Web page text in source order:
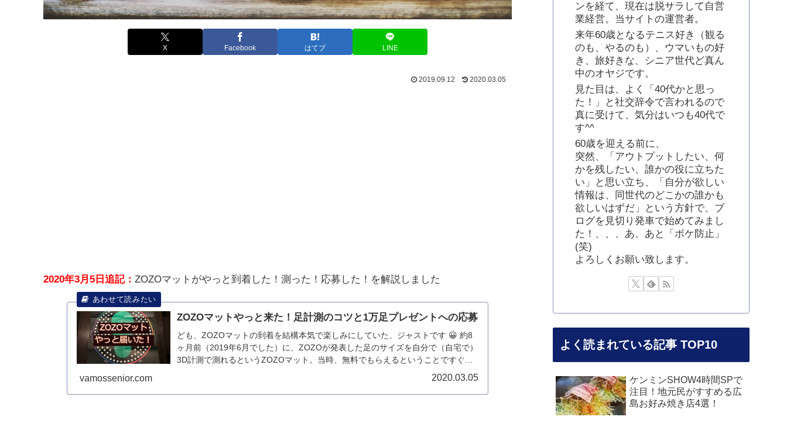
X Facebook はてブ LINE
2019.09.12 2020.03.05
2020年3月5日追記： ZOZOマットがやっと到着した！測った！応募した！を解説しました
ZOZOマットやっと来た！足計測のコツと1万足プレゼントへの応募
ども、ZOZOマットの到着を結構本気で楽しみにしていた、ジャストです 😀 約8
ヶ月前（2019年6月でした）に、ZOZOが発表した足のサイズを自分で（自宅で）
3D計測で測れるというZOZOマット。当時、無料でもらえるということですぐに
vamossenior.com 2020.03.05
ンを経て、現在は脱サラして自営
業経営。当サイトの運営者。
来年60歳となるテニス好き（観る
のも、やるのも）、ウマいもの好
き、旅好きな、シニア世代ど真ん
中のオヤジです。
見た目は、よく「40代かと思っ
た！」と社交辞令で言われるので
真に受けて、気分はいつも40代で
す^^
60歳を迎える前に、
突然、「アウトプットしたい、何
かを残したい、誰かの役に立ちた
い」と思い立ち、「自分が欲しい
情報は、同世代のどこかの誰かも
欲しいはずだ」という方針で、ブ
ログを見切り発車で始めてみまし
た！、、、あ、あと「ボケ防止」
(笑)
よろしくお願い致します。
よく読まれている記事 TOP10
ケンミンSHOW4時間SPで
注目！地元民がすすめる広
島お好み焼き店4選！